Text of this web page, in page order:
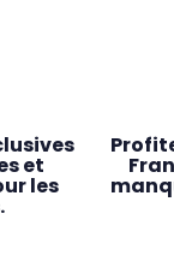
et
les